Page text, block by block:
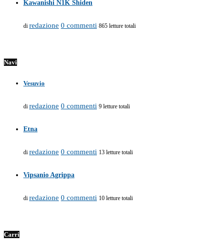
Kawanishi N1K Shiden
di redazione 0 commenti 865 letture totali
Navi
Vesuvio
di redazione 0 commenti 9 letture totali
Etna
di redazione 0 commenti 13 letture totali
Vipsanio Agrippa
di redazione 0 commenti 10 letture totali
Carri